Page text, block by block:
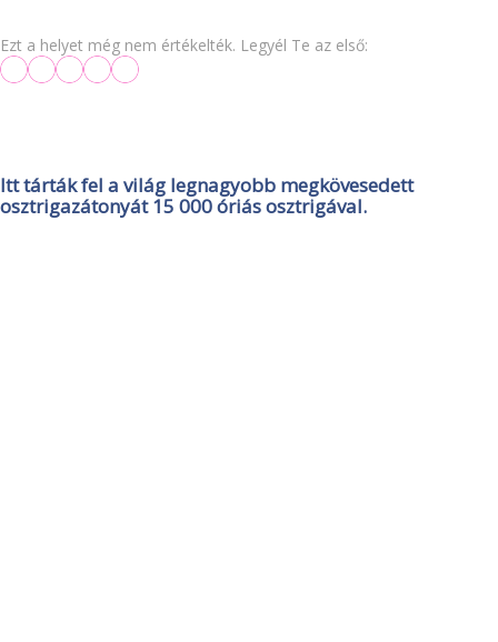
Ezt a helyet még nem értékelték. Legyél Te az első:
Itt tárták fel a világ legnagyobb megkövesedett
osztrigazátonyát 15 000 óriás osztrigával.